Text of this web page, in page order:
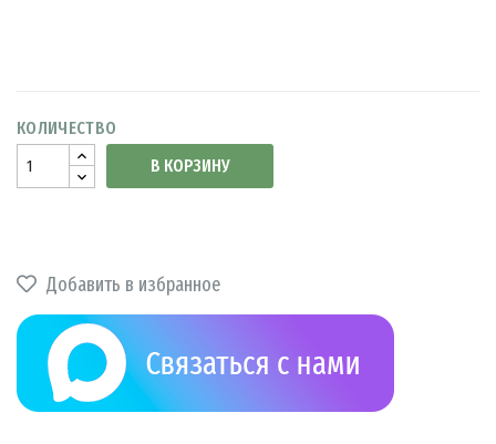
КОЛИЧЕСТВО
В КОРЗИНУ
Добавить в избранное